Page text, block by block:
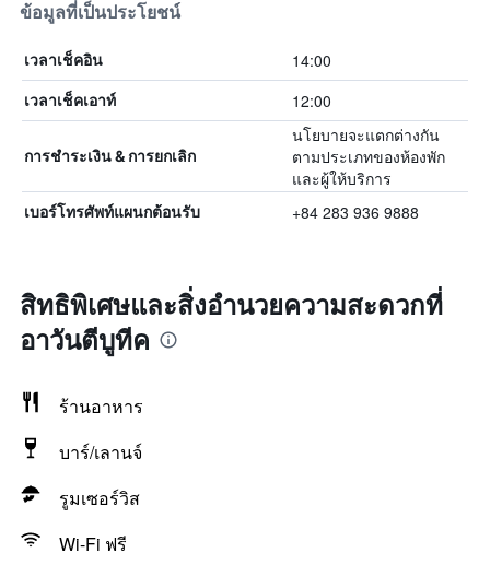
ข้อมูลที่เป็นประโยชน์
เวลาเช็คอิน 14:00
เวลาเช็คเอาท์ 12:00
การชำระเงิน & การยกเลิก
นโยบายจะแตกต่างกัน
ตามประเภทของห้องพัก
และผู้ให้บริการ
เบอร์โทรศัพท์แผนกต้อนรับ +84 283 936 9888
สิทธิพิเศษและสิ่งอำนวยความสะดวกที่
อาวันตีบูทีค
ร้านอาหาร
บาร์/เลานจ์
รูมเซอร์วิส
Wi-Fi ฟรี